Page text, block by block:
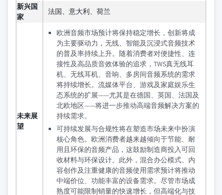
新兴国
家
法国、意大利、荷兰
未来展
望
欧洲音频市场预计将保持稳定增长，创新将成
为主要驱动力，无线、智能及沉浸式音频技术
的普及率持续上升。随着消费者对便捷性、连
接性及高品质音效体验的追求，TWS真无线耳
机、无线耳机、音响、多房间音频系统的需求
将持续增长。流媒体平台、游戏及家庭娱乐生
态系统的扩展——尤其是在德国、英国、法国及
北欧地区——将进一步推动高端音频解决方案的
持续需求。
可持续发展与合规性将在塑造市场未来中扮演
核心角色。欧洲消费者越来越倾向于节能、耐
用且环保的音频产品，这鼓励制造商投入可回
收材料与环保设计。此外，混合办公模式、内
容创作及注重健康的音频使用需求预计将推动
中端价位、功能丰富的设备需求。尽管市场成
熟度可能限制销量的快速增长，但高端化与技